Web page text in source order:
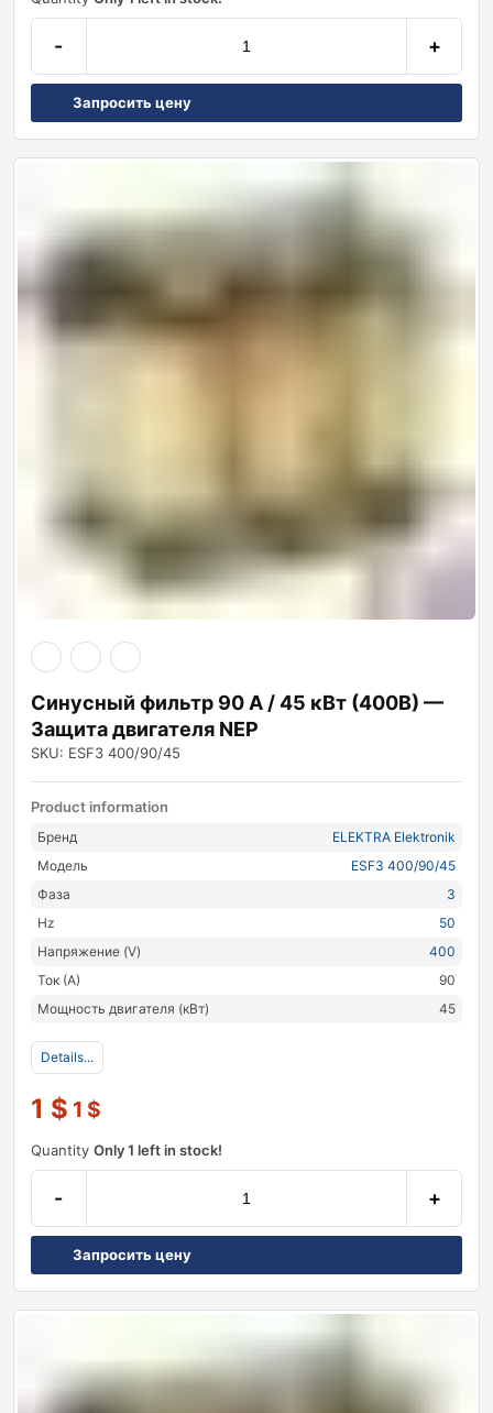
- +
Запросить цену
Синусный фильтр 90 А / 45 кВт (400В) —
Защита двигателя NEP
SKU: ESF3 400/90/45
Product information
Бренд
ELEKTRA Elektronik
Модель
ESF3 400/90/45
Фаза
3
Hz
50
Напряжение (V)
400
Ток (А)
90
Мощность двигателя (кВт)
45
Details...
1 $ 1 $
Quantity Only 1 left in stock!
- +
Запросить цену